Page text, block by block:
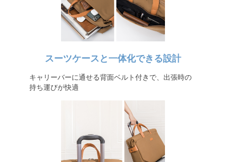
スーツケースと一体化できる設計
キャリーバーに通せる背面ベルト付きで、出張時の
持ち運びが快適